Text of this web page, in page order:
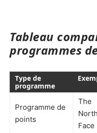
Tableau
programmes
Type de
programme
Programme de
points
The
North
Face